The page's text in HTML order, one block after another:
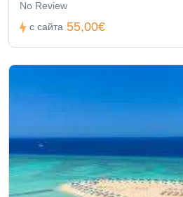
No Review
с сайта 55,00€